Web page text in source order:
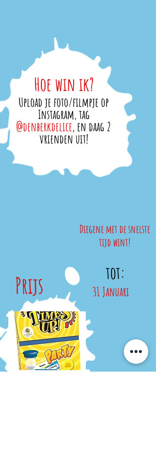
Hoe win ik?
Upload je foto/filmpje op
Instagram, tag
@denberkdelice, en daag 2
vrienden uit!
Diegene met de snelste
tijd wint!
tot:
Prijs 31 Januari